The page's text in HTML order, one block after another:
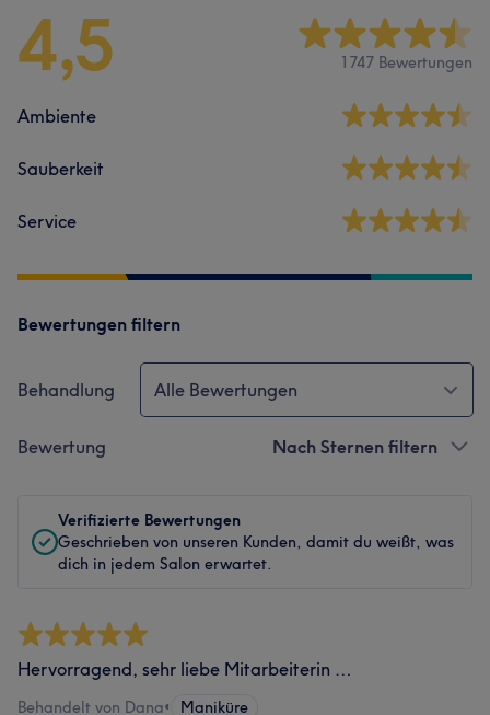
4,5 1747 Bewertungen
Ambiente
Sauberkeit
Service
Bewertungen filtern
Behandlung Alle Bewertungen
Bewertung Nach Sternen filtern
Verifizierte Bewertungen
Geschrieben von unseren Kunden, damit du weißt, was
dich in jedem Salon erwartet.
Hervorragend, sehr liebe Mitarbeiterin …
Behandelt von Dana• Maniküre